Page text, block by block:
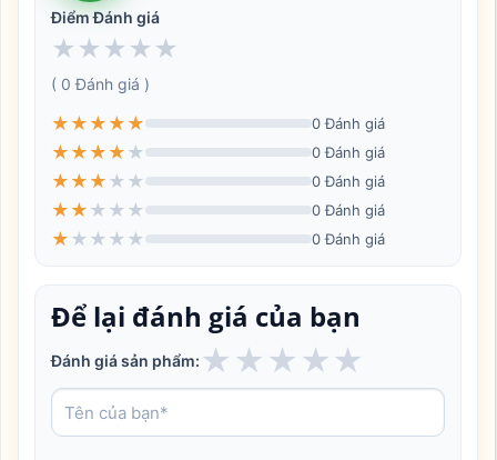
Điểm Đánh giá
★ ★ ★ ★ ★
( 0 Đánh giá )
★ ★ ★ ★ ★ 0 Đánh giá
★ ★ ★ ★ ★ 0 Đánh giá
★ ★ ★ ★ ★ 0 Đánh giá
★ ★ ★ ★ ★ 0 Đánh giá
★ ★ ★ ★ ★ 0 Đánh giá
Để lại đánh giá của bạn
Đánh giá sản phẩm: ★ ★ ★ ★★